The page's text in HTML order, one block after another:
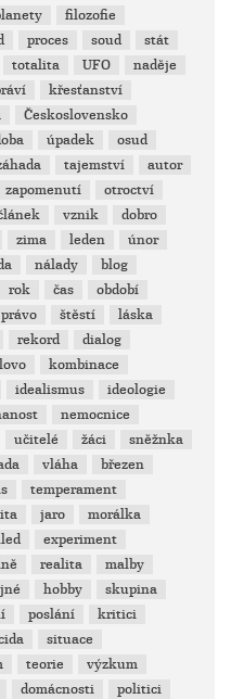
filozofie
proces soud
stát
totalita UFO
naděje
křesťanství
Československo
úpadek
osud
tajemství
autor
zapomenutí
otroctví
vznik
dobro
zima leden
únor
nálady
blog
rok čas
období
štěstí
láska
rekord
dialog
kombinace
idealismus
ideologie
nemocnice
učitelé žáci
sněžnka
vláha
březen
temperament
jaro
morálka
experiment
realita
malby
hobby
skupina
poslání
kritici
situace
teorie
výzkum
domácnosti
politici